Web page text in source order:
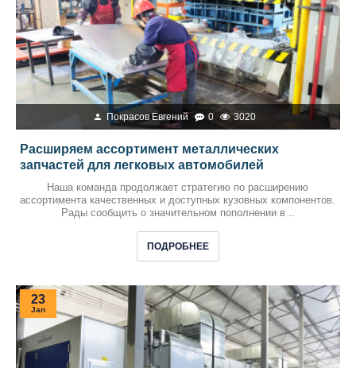
Покрасов Евгений 0 3020
Расширяем ассортимент металлических
запчастей для легковых автомобилей
Наша команда продолжает стратегию по расширению
ассортимента качественных и доступных кузовных компонентов.
Рады сообщить о значительном пополнении в ..
ПОДРОБНЕЕ
23
Jan